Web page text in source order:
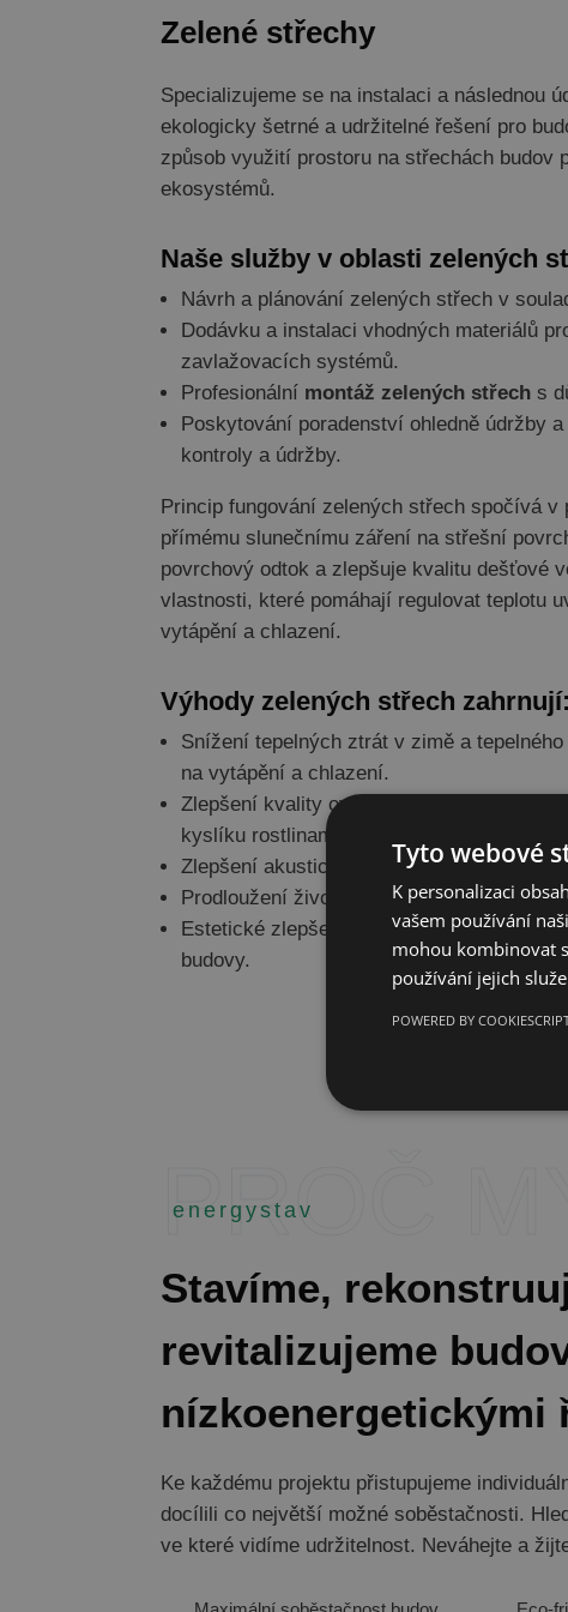
Zelené střechy
Specializujeme se na instalaci a následnou
ekologicky šetrné a udržitelné řešení pro
způsob využití prostoru na střechách
ekosystémů.
Naše služby v oblasti zelených
Návrh a plánování zelených střech v
Dodávku a instalaci vhodných materiálů
zavlažovacích systémů.
Profesionální montáž zelených střech s
Poskytování poradenství ohledně údržby
kontroly a údržby.
Princip fungování zelených střech spočívá
přímému slunečnímu záření na střešní
povrchový odtok a zlepšuje kvalitu dešťové
vlastnosti, které pomáhají regulovat teplotu
vytápění a chlazení.
Výhody zelených střech zahrnují:
Snížení tepelných ztrát v zimě a
na vytápění a chlazení.
Zlepšení kvality ovzduší a snížení emisí
kyslíku rostlinami.
Zlepšení akustického komfortusnížením
Prodloužení životnosti střešního
Estetické zlepšení prostředí a možnost
budovy.
energystav
Stavíme,
revitalizujeme
nízkoenergetickými
Ke každému projektu přistupujeme
docílili co největší možné soběstačnosti.
ve které vidíme udržitelnost. Neváhejte a
Tyto webové
K personalizaci
vašem používání
mohou kombinovat
používání jejich
POWERED BY